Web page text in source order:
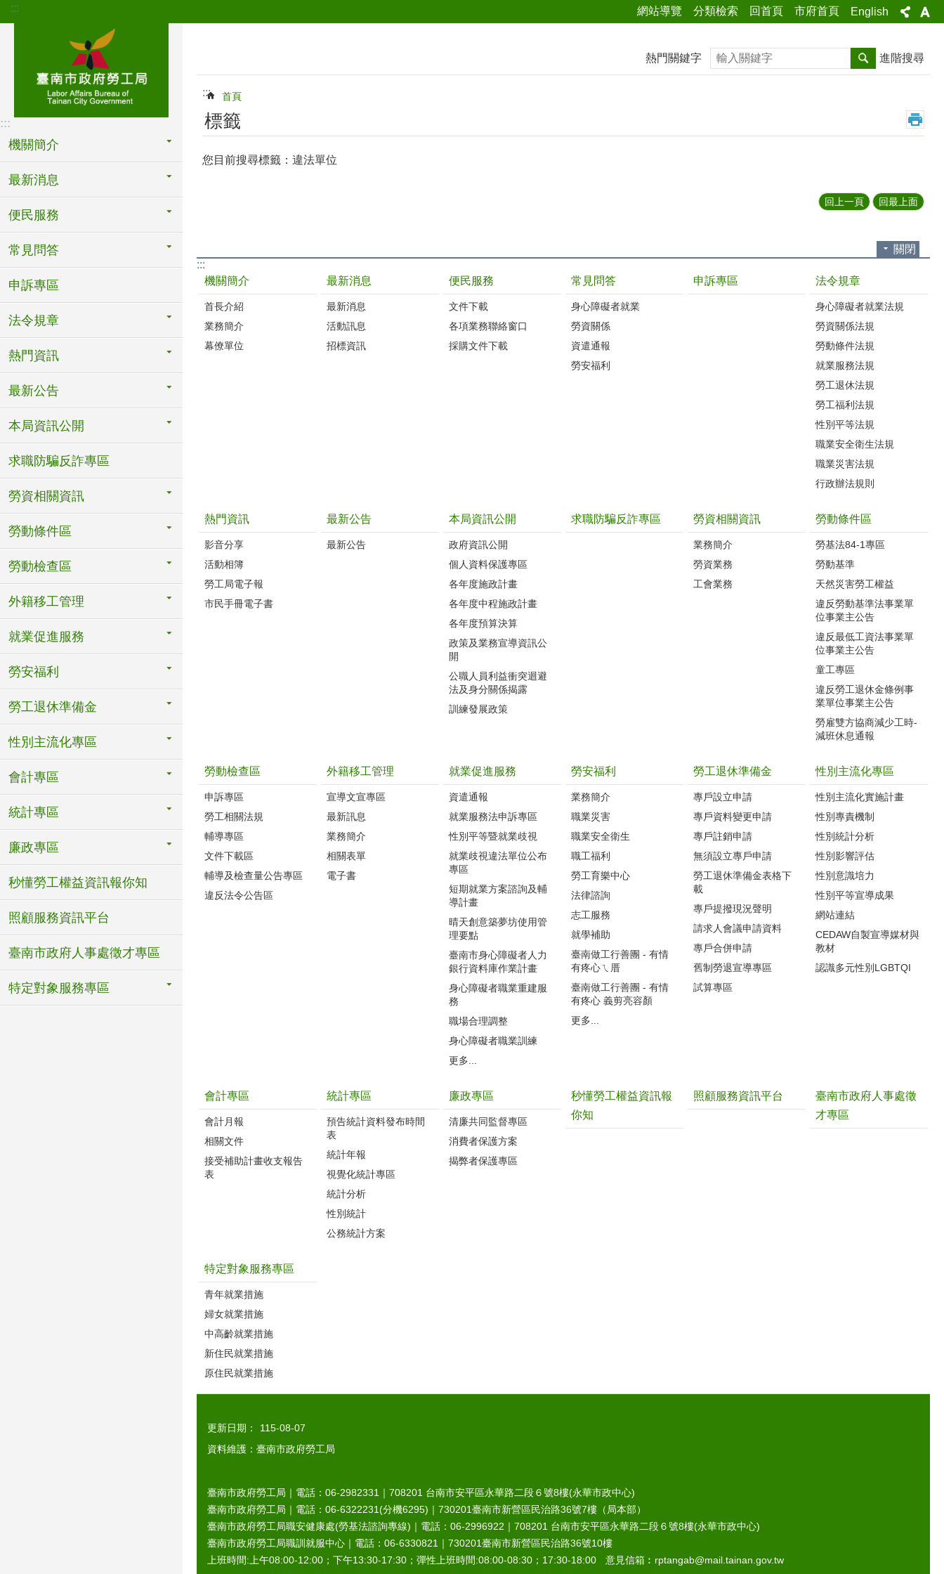
跳到主要內容區塊
::: 網站導覽 分類檢索 回首頁 市府首頁 English
:::
機關簡介
最新消息
便民服務
常見問答
申訴專區
法令規章
熱門資訊
最新公告
本局資訊公開
求職防騙反詐專區
勞資相關資訊
勞動條件區
勞動檢查區
外籍移工管理
就業促進服務
勞安福利
勞工退休準備金
性別主流化專區
會計專區
統計專區
廉政專區
秒懂勞工權益資訊報你知
照顧服務資訊平台
臺南市政府人事處徵才專區
特定對象服務專區
熱門關鍵字 搜尋 進階搜尋
::: 首頁
標籤
您目前搜尋標籤：違法單位
回上一頁 回最上面
關閉
:::
機關簡介
首長介紹
業務簡介
幕僚單位
最新消息
最新消息
活動訊息
招標資訊
便民服務
文件下載
各項業務聯絡窗口
採購文件下載
常見問答
身心障礙者就業
勞資關係
資遣通報
勞安福利
申訴專區 法令規章
身心障礙者就業法規
勞資關係法規
勞動條件法規
就業服務法規
勞工退休法規
勞工福利法規
性別平等法規
職業安全衛生法規
職業災害法規
行政辦法規則
熱門資訊
影音分享
活動相簿
勞工局電子報
市民手冊電子書
最新公告
最新公告
本局資訊公開
政府資訊公開
個人資料保護專區
各年度施政計畫
各年度中程施政計畫
各年度預算決算
政策及業務宣導資訊公
開
公職人員利益衝突迴避
法及身分關係揭露
訓練發展政策
求職防騙反詐專區 勞資相關資訊
業務簡介
勞資業務
工會業務
勞動條件區
勞基法84-1專區
勞動基準
天然災害勞工權益
違反勞動基準法事業單
位事業主公告
違反最低工資法事業單
位事業主公告
童工專區
違反勞工退休金條例事
業單位事業主公告
勞雇雙方協商減少工時-
減班休息通報
勞動檢查區
申訴專區
勞工相關法規
輔導專區
文件下載區
輔導及檢查量公告專區
違反法令公告區
外籍移工管理
宣導文宣專區
最新訊息
業務簡介
相關表單
電子書
就業促進服務
資遣通報
就業服務法申訴專區
性別平等暨就業歧視
就業歧視違法單位公布
專區
短期就業方案諮詢及輔
導計畫
晴天創意築夢坊使用管
理要點
臺南市身心障礙者人力
銀行資料庫作業計畫
身心障礙者職業重建服
務
職場合理調整
身心障礙者職業訓練
更多...
勞安福利
業務簡介
職業災害
職業安全衛生
職工福利
勞工育樂中心
法律諮詢
志工服務
就學補助
臺南做工行善團 - 有情
有疼心ㄟ厝
臺南做工行善團 - 有情
有疼心 義剪亮容顏
更多...
勞工退休準備金
專戶設立申請
專戶資料變更申請
專戶註銷申請
無須設立專戶申請
勞工退休準備金表格下
載
專戶提撥現況聲明
請求人會議申請資料
專戶合併申請
舊制勞退宣導專區
試算專區
性別主流化專區
性別主流化實施計畫
性別專責機制
性別統計分析
性別影響評估
性別意識培力
性別平等宣導成果
網站連結
CEDAW自製宣導媒材與
教材
認識多元性別LGBTQI
會計專區
會計月報
相關文件
接受補助計畫收支報告
表
統計專區
預告統計資料發布時間
表
統計年報
視覺化統計專區
統計分析
性別統計
公務統計方案
廉政專區
清廉共同監督專區
消費者保護方案
揭弊者保護專區
秒懂勞工權益資訊報
你知
照顧服務資訊平台
臺南市政府人事處徵
才專區
特定對象服務專區
青年就業措施
婦女就業措施
中高齡就業措施
新住民就業措施
原住民就業措施
更新日期：
115-08-07
資料維護：臺南市政府勞工局
臺南市政府勞工局｜電話：06-2982331｜ 708201 台南市安平區永華路二段６號8樓(永華市政中心)
臺南市政府勞工局｜電話：06-6322231(分機6295)｜ 730201臺南市新營區民治路36號7樓（局本部）
臺南市政府勞工局職安健康處(勞基法諮詢專線)｜電話：06-2996922｜ 708201 台南市安平區永華路二段６號8樓(永華市政中心)
臺南市政府勞工局職訓就服中心｜電話：06-6330821｜ 730201臺南市新營區民治路36號10樓
上班時間:上午08:00-12:00；下午13:30-17:30；彈性上班時間:08:00-08:30；17:30-18:00 意見信箱︰rptangab@mail.tainan.gov.tw